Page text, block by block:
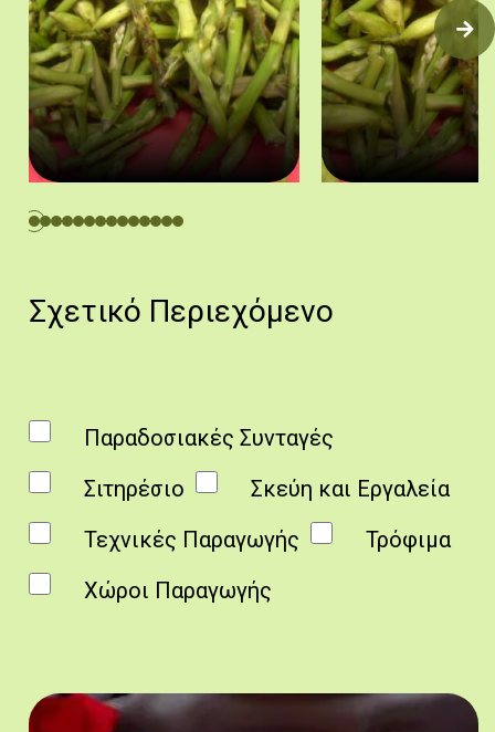
http://asteromases.com/archives/3992
Σχετικό Περιεχόμενο
Παραδοσιακές Συνταγές
Σιτηρέσιο
Σκεύη και Εργαλεία
Τεχνικές Παραγωγής
Τρόφιμα
Χώροι Παραγωγής